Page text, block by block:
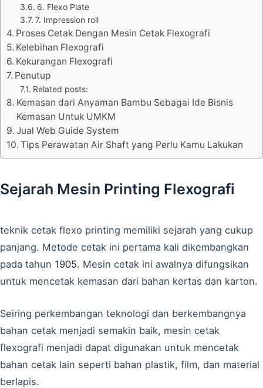
6. Flexo Plate
7. Impression roll
Proses Cetak Dengan Mesin Cetak Flexografi
Kelebihan Flexografi
Kekurangan Flexografi
Penutup
Related posts:
Kemasan dari Anyaman Bambu Sebagai Ide Bisnis
Kemasan Untuk UMKM
Jual Web Guide System
Tips Perawatan Air Shaft yang Perlu Kamu Lakukan
Sejarah Mesin Printing Flexografi
teknik cetak flexo printing memiliki sejarah yang cukup
panjang. Metode cetak ini pertama kali dikembangkan
pada tahun 1905. Mesin cetak ini awalnya difungsikan
untuk mencetak kemasan dari bahan kertas dan karton.
Seiring perkembangan teknologi dan berkembangnya
bahan cetak menjadi semakin baik, mesin cetak
flexografi menjadi dapat digunakan untuk mencetak
bahan cetak lain seperti bahan plastik, film, dan material
berlapis.